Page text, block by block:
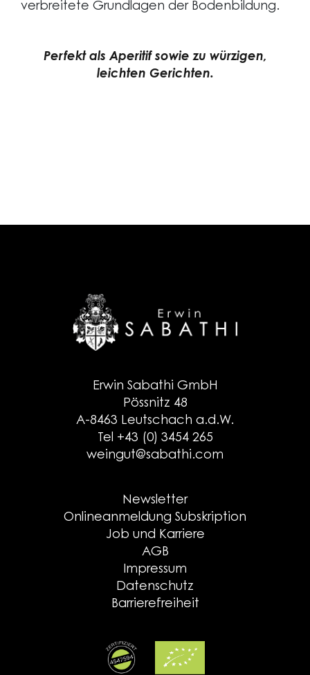
verbreitete Grundlagen der Bodenbildung.
Perfekt als Aperitif sowie zu würzigen,
leichten Gerichten.
Erwin Sabathi GmbH
Pössnitz 48
A-8463 Leutschach a.d.W.
Tel +43 (0) 3454 265
weingut@sabathi.com
Newsletter
Onlineanmeldung Subskription
Job und Karriere
AGB
Impressum
Datenschutz
Barrierefreiheit